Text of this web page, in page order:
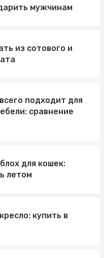
мужчинам
из сотового и
подходит для
сравнение
для кошек:
летом
купить в